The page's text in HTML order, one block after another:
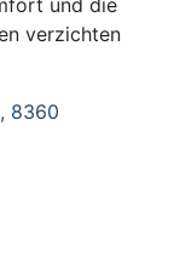
verzichten
8360